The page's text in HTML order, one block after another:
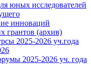
юных исследователей
инноваций
грантов (архив)
2025-2026 уч.года
2025-2026 уч. года